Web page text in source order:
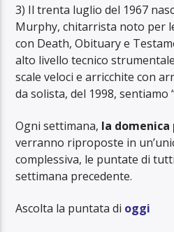
3) Il trenta luglio del 1967
Murphy, chitarrista noto per
con Death, Obituary e
alto livello tecnico
scale veloci e arricchite con
da solista, del 1998, sentiamo
Ogni settimana, la
verranno riproposte in
complessiva, le puntate di
settimana precedente.
Ascolta la puntata di oggi